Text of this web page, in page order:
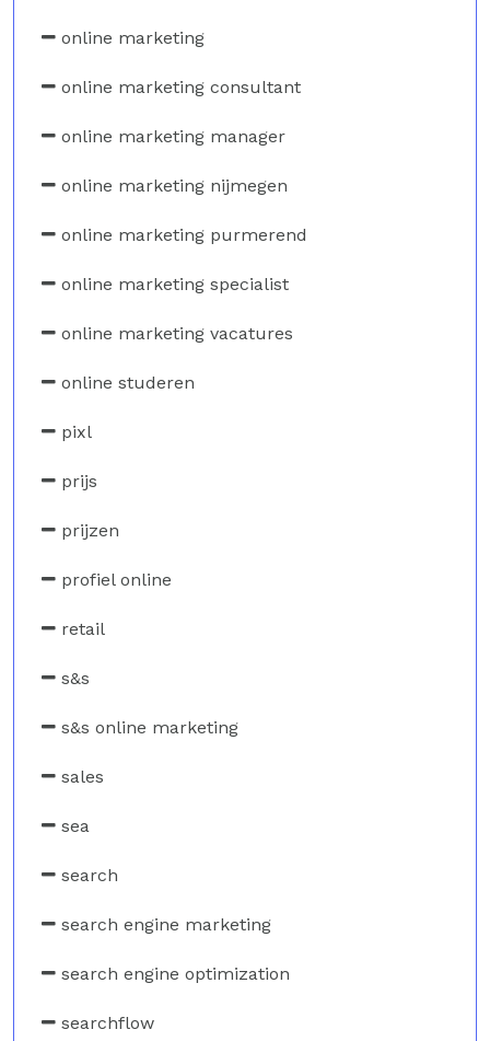
online marketing
online marketing consultant
online marketing manager
online marketing nijmegen
online marketing purmerend
online marketing specialist
online marketing vacatures
online studeren
pixl
prijs
prijzen
profiel online
retail
s&s
s&s online marketing
sales
sea
search
search engine marketing
search engine optimization
searchflow